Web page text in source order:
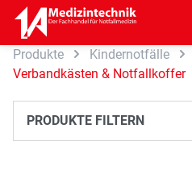
Zum Hauptinhalt springen
Produkte
Kindernotfälle
Verbandkästen & Notfallkoffer
PRODUKTE FILTERN